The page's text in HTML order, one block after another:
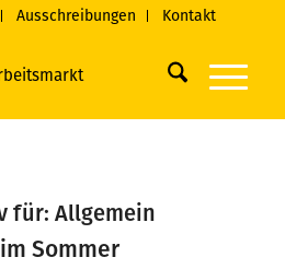
Ausschreibungen Kontakt
für: Allgemein
Sommer